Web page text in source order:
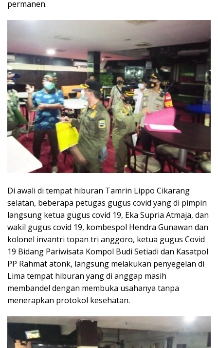
permanen.
Di awali di tempat hiburan Tamrin Lippo Cikarang
selatan, beberapa petugas gugus covid yang di pimpin
langsung ketua gugus covid 19, Eka Supria Atmaja, dan
wakil gugus covid 19, kombespol Hendra Gunawan dan
kolonel invantri topan tri anggoro, ketua gugus Covid
19 Bidang Pariwisata Kompol Budi Setiadi dan Kasatpol
PP Rahmat atonk, langsung melakukan penyegelan di
Lima tempat hiburan yang di anggap masih
membandel dengan membuka usahanya tanpa
menerapkan protokol kesehatan.